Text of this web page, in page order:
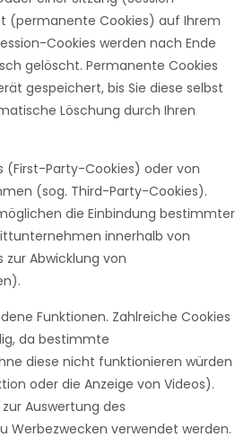
(permanente Cookies) auf Ihrem
Cookies werden nach Ende
gelöscht. Permanente Cookies
gespeichert, bis Sie diese selbst
Löschung durch Ihren
(First-Party-Cookies) oder von
(sog. Third-Party-Cookies).
die Einbindung bestimmter
innerhalb von
zur Abwicklung von
Funktionen. Zahlreiche Cookies
da bestimmte
diese nicht funktionieren würden
oder die Anzeige von Videos).
Auswertung des
Werbezwecken verwendet werden.